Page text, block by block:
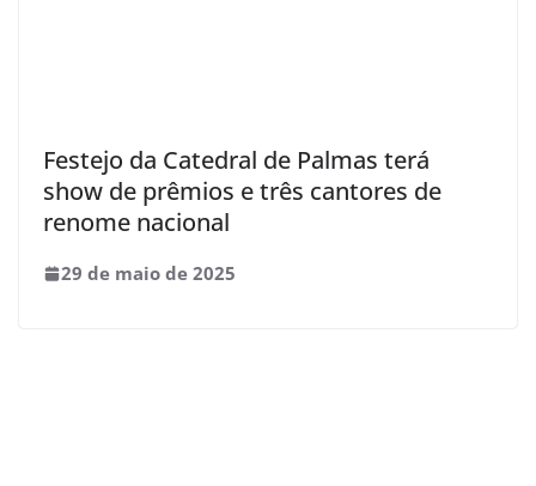
Festejo da Catedral de Palmas terá
show de prêmios e três cantores de
renome nacional
29 de maio de 2025